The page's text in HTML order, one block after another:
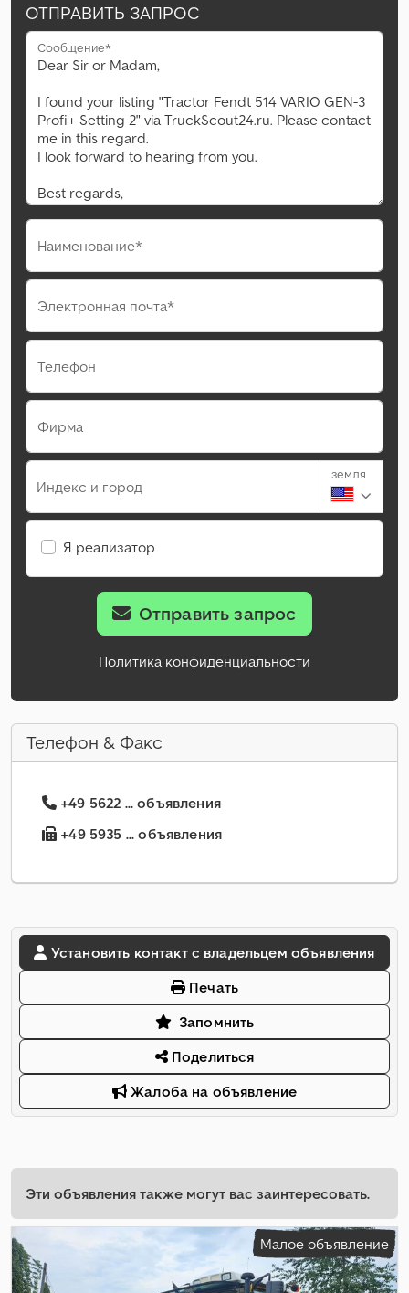
ОТПРАВИТЬ ЗАПРОС
Сообщение*
Наименование*
Электронная почта*
Телефон
Фирма
Индекс и город
земля
Я реализатор
Отправить запрос
Политика конфиденциальности
Телефон & Факс
+49 5622 ... объявления
+49 5935 ... объявления
Установить контакт с владельцем объявления
Печать
Запомнить
Поделиться
Жалоба на объявление
Эти объявления также могут вас заинтересовать.
Малое объявление